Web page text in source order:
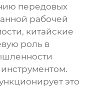
передовых
рабочей
китайские
роль в
это